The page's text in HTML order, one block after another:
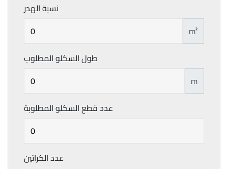
نسبة الهدر
m²
طول السكلو المطلوب
m
عدد قطع السكلو المطلوبة
عدد الكراتين